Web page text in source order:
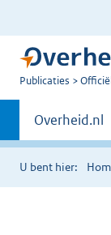
U
Publicaties
Primaire
navigatie
Andere
sites
binnen
Overheid.nl
U bent hier: